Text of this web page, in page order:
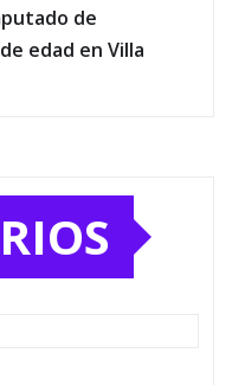
de
edad en Villa